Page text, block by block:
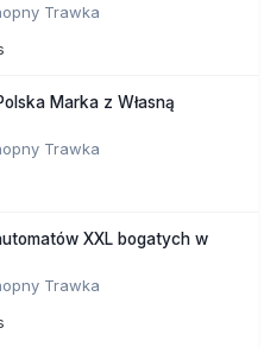
Trawka
Marka z Własną
Trawka
XXL bogatych w
Trawka